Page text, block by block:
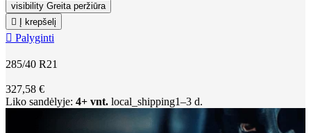
visibility Greita peržiūra

Į krepšelį
 Palyginti
285/40 R21
327,58 €
Liko sandėlyje: 4+ vnt. local_shipping1–3 d.